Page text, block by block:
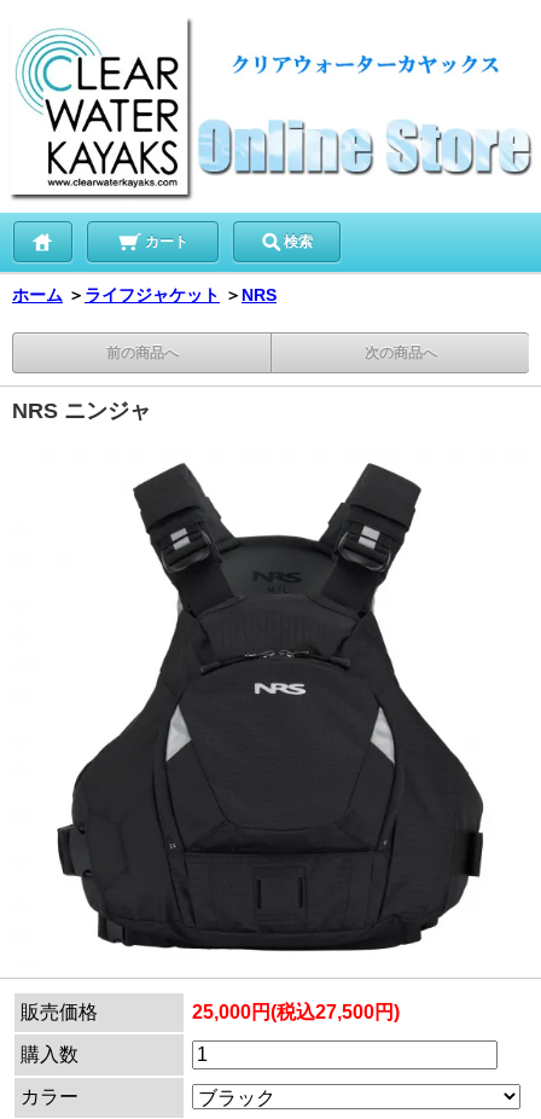
カート 検索
ホーム ＞ ライフジャケット ＞ NRS
前の商品へ 次の商品へ
NRS ニンジャ
販売価格 25,000円(税込27,500円)
購入数
カラー